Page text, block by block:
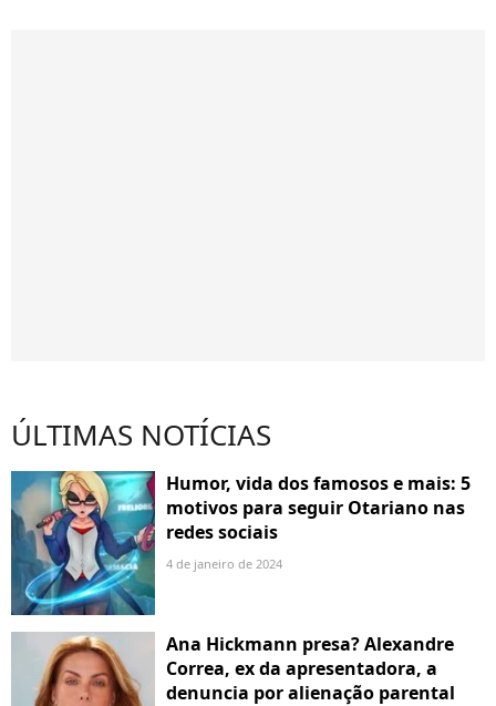
ÚLTIMAS NOTÍCIAS
Humor, vida dos famosos e mais: 5
motivos para seguir Otariano nas
redes sociais
4 de janeiro de 2024
Ana Hickmann presa? Alexandre
Correa, ex da apresentadora, a
denuncia por alienação parental